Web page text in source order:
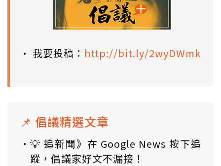
• 我要投稿： http://bit.ly/2wyDWmk
📌 倡議精選文章
💡 追新聞》在 Google News 按下追
蹤，倡議家好文不漏接！